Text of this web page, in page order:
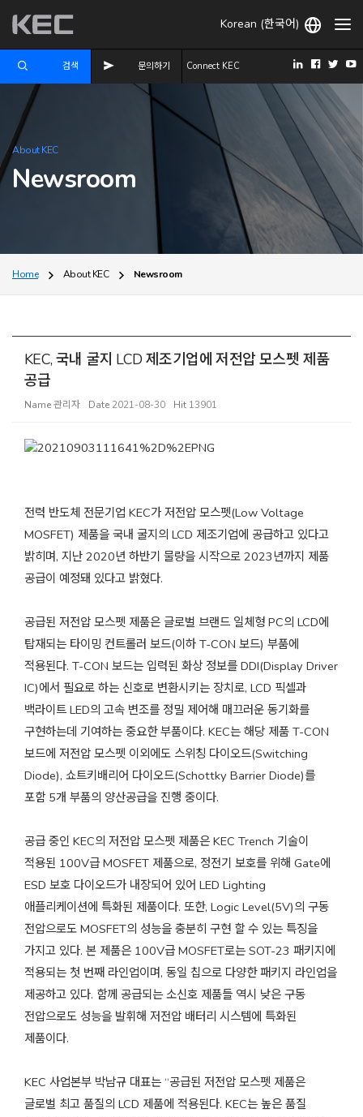
Korean (한국어)
검색 문의하기 Connect KEC
About KEC
Newsroom
Home About KEC Newsroom
KEC, 국내 굴지 LCD 제조기업에 저전압 모스펫 제품
공급
Name관리자 Date 2021-08-30 Hit 13901
전력 반도체 전문기업 KEC가 저전압 모스펫(Low Voltage
MOSFET) 제품을 국내 굴지의 LCD 제조기업에 공급하고 있다고
밝히며 , 지난 2020년 하반기 물량을 시작으로 2023년까지 제품
공급이 예정돼 있다고 밝혔다.
공급된 저전압 모스펫 제품은 글로벌 브랜드 일체형 PC의 LCD에
탑재되는 타이밍 컨트롤러 보드(이하 T-CON 보드) 부품에
적용된다. T-CON 보드는 입력된 화상 정보를 DDI(Display Driver
IC)에서 필요로 하는 신호로 변환시키는 장치로, LCD 픽셀과
백라이트 LED의 고속 변조를 정밀 제어해 매끄러운 동기화를
구현하는데 기여하는 중요한 부품이다. KEC는 해당 제품 T-CON
보드에 저전압 모스펫 이외에도 스위칭 다이오드(Switching
Diode), 쇼트키배리어 다이오드(Schottky Barrier Diode)를
포함 5개 부품의 양산공급을 진행 중이다.
공급 중인 KEC의 저전압 모스펫 제품은 KEC Trench 기술이
적용된 100V급 MOSFET 제품으로, 정전기 보호를 위해 Gate에
ESD 보호 다이오드가 내장되어 있어 LED Lighting
애플리케이션에 특화된 제품이다. 또한, Logic Level(5V)의 구동
전압으로도 MOSFET의 성능을 충분히 구현 할 수 있는 특징을
가지고 있다. 본 제품은 100V급 MOSFET로는 SOT-23 패키지에
적용되는 첫 번째 라인업이며 , 동일 칩으로 다양한 패키지 라인업을
제공하고 있다. 함께 공급되는 소신호 제품들 역시 낮은 구동
전압으로도 성능을 발휘해 저전압 배터리 시스템에 특화된
제품이다.
KEC 사업본부 박남규 대표는 “공급된 저전압 모스펫 제품은
글로벌 최고 품질의 LCD 제품에 적용된다. KEC는 높은 품질